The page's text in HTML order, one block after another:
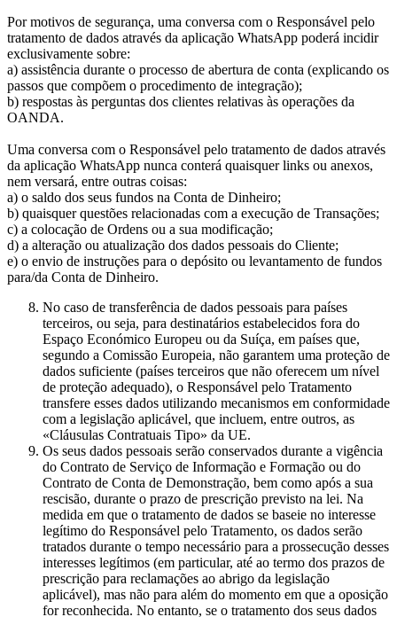
Por motivos de segurança, uma conversa com o Responsável pelo
tratamento de dados através da aplicação WhatsApp poderá incidir
exclusivamente sobre:
a) assistência durante o processo de abertura de conta (explicando os
passos que compõem o procedimento de integração);
b) respostas às perguntas dos clientes relativas às operações da
OANDA.
Uma conversa com o Responsável pelo tratamento de dados através
da aplicação WhatsApp nunca conterá quaisquer links ou anexos,
nem versará, entre outras coisas:
a) o saldo dos seus fundos na Conta de Dinheiro;
b) quaisquer questões relacionadas com a execução de Transações;
c) a colocação de Ordens ou a sua modificação;
d) a alteração ou atualização dos dados pessoais do Cliente;
e) o envio de instruções para o depósito ou levantamento de fundos
para/da Conta de Dinheiro.
No caso de transferência de dados pessoais para países
terceiros, ou seja, para destinatários estabelecidos fora do
Espaço Económico Europeu ou da Suíça, em países que,
segundo a Comissão Europeia, não garantem uma proteção de
dados suficiente (países terceiros que não oferecem um nível
de proteção adequado), o Responsável pelo Tratamento
transfere esses dados utilizando mecanismos em conformidade
com a legislação aplicável, que incluem, entre outros, as
«Cláusulas Contratuais Tipo» da UE.
Os seus dados pessoais serão conservados durante a vigência
do Contrato de Serviço de Informação e Formação ou do
Contrato de Conta de Demonstração, bem como após a sua
rescisão, durante o prazo de prescrição previsto na lei. Na
medida em que o tratamento de dados se baseie no interesse
legítimo do Responsável pelo Tratamento, os dados serão
tratados durante o tempo necessário para a prossecução desses
interesses legítimos (em particular, até ao termo dos prazos de
prescrição para reclamações ao abrigo da legislação
aplicável), mas não para além do momento em que a oposição
for reconhecida. No entanto, se o tratamento dos seus dados